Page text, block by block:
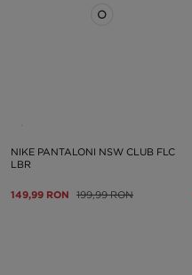
NIKE PANTALONI NSW CLUB FLC
LBR
149,99 RON 199,99 RON